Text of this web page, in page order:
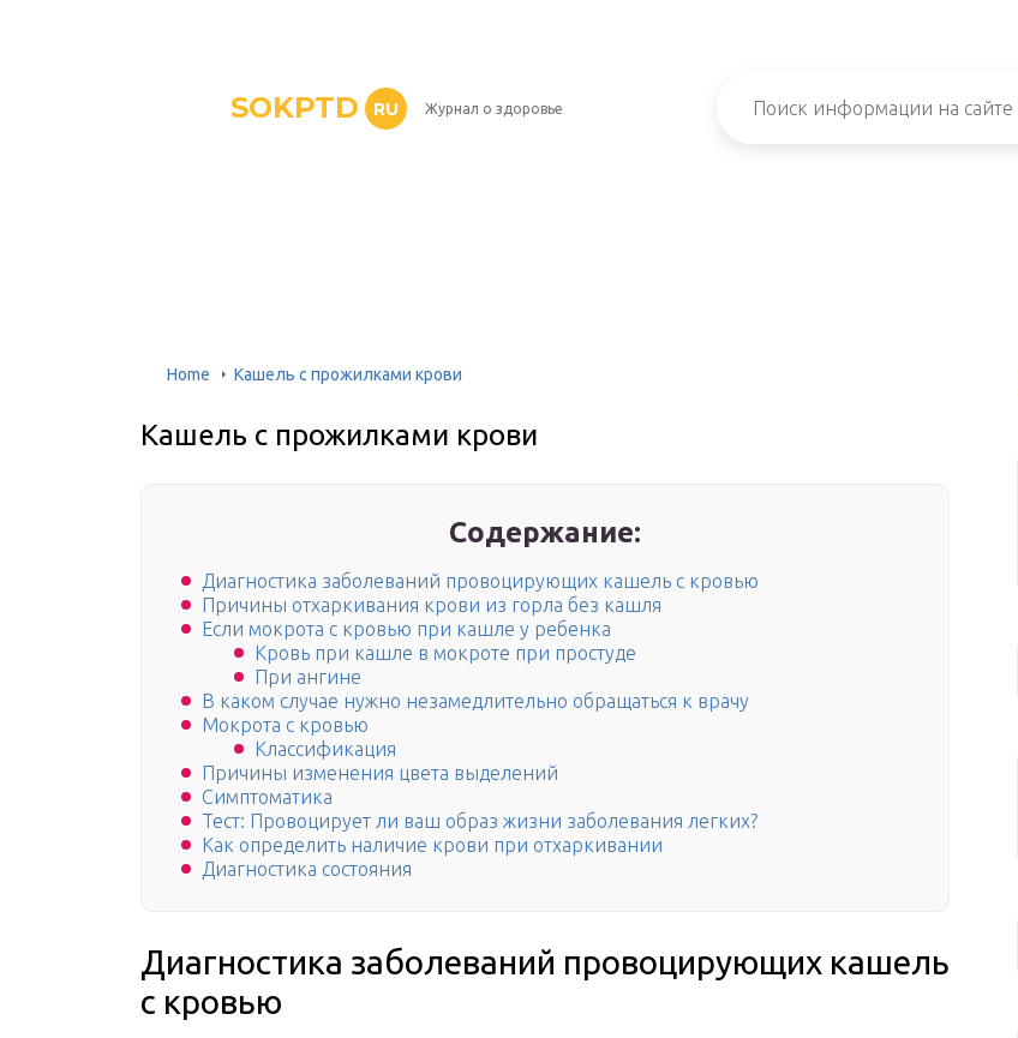
SOKPTD RU Журнал о здоровье
Home Кашель с прожилками крови
Кашель с прожилками крови
Содержание:
Диагностика заболеваний провоцирующих кашель с кровью
Причины отхаркивания крови из горла без кашля
Если мокрота с кровью при кашле у ребенка
Кровь при кашле в мокроте при простуде
При ангине
В каком случае нужно незамедлительно обращаться к врачу
Мокрота с кровью
Классификация
Причины изменения цвета выделений
Симптоматика
Тест: Провоцирует ли ваш образ жизни заболевания легких?
Как определить наличие крови при отхаркивании
Диагностика состояния
Диагностика заболеваний провоцирующих кашель
с кровью